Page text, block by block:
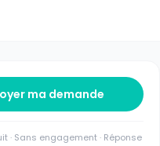
ma demande
· Sans engagement · Réponse